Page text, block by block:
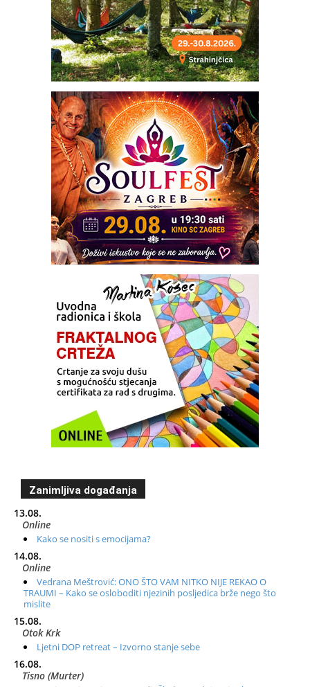
Zanimljiva događanja
13.08.
Online
Kako se nositi s emocijama?
14.08.
Online
Vedrana Meštrović: ONO ŠTO VAM NITKO NIJE REKAO O
TRAUMI – Kako se osloboditi njezinih posljedica brže nego što
mislite
15.08.
Otok Krk
Ljetni DOP retreat – Izvorno stanje sebe
16.08.
Tisno (Murter)